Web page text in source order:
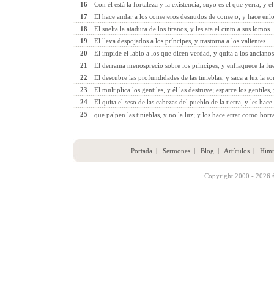
16
Con él está la fortaleza y la existencia; suyo es el que yerra, y
17
El hace andar a los consejeros desnudos de consejo, y hace
18
El suelta la atadura de los tiranos, y les ata el cinto a sus lomos.
19
El lleva despojados a los príncipes, y trastorna a los valientes.
20
El impide el labio a los que dicen verdad, y quita a los
21
El derrama menosprecio sobre los príncipes, y enflaquece la
22
El descubre las profundidades de las tinieblas, y saca a luz la
23
El multiplica los gentiles, y él las destruye; esparce los gentiles,
24
El quita el seso de las cabezas del pueblo de la tierra, y les
25
que palpen las tinieblas, y no la luz; y los hace errar como
Portada | Sermones| Blog | Artículos|
Copyright 2000 - 2026